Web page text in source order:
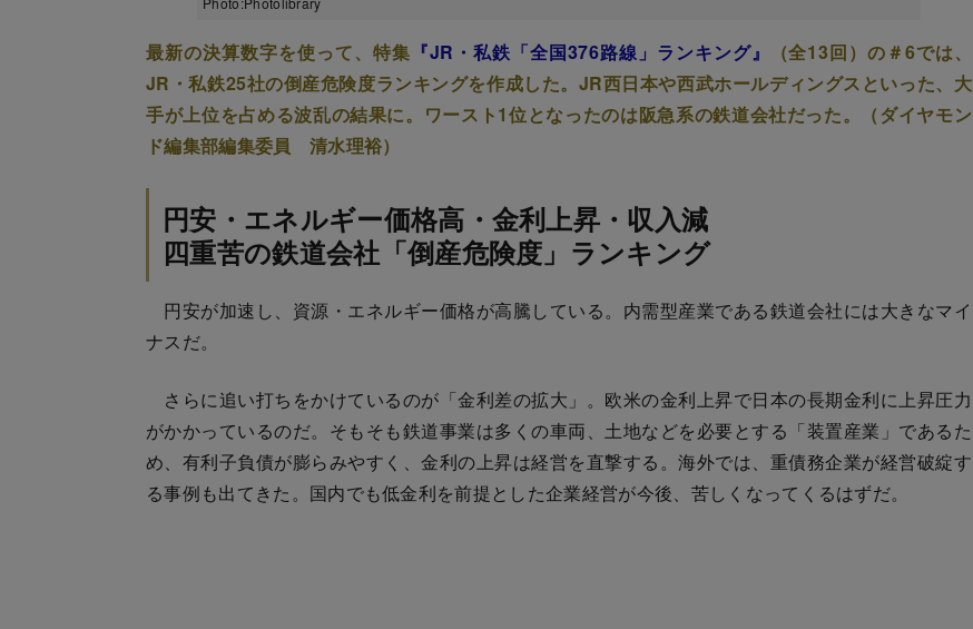
最新の決算数字を使って、特集 『JR・私鉄「全国376路線」ランキング』
（全13回）の＃6では、
JR・私鉄25社の倒産危険度ランキングを作成した。JR西日本や西武ホールディングスといった、大
手が上位を占める波乱の結果に。ワースト1位となったのは阪急系の鉄道会社だった。（ダイヤモン
ド編集部編集委員 清水理裕）
円安・エネルギー価格高・金利上昇・収入減
四重苦の鉄道会社「倒産危険度」ランキング
円安が加速し、資源・エネルギー価格が高騰している。内需型産業である鉄道会社には大きなマイ
ナスだ。
さらに追い打ちをかけているのが「金利差の拡大」。欧米の金利上昇で日本の長期金利に上昇圧力
がかかっているのだ。そもそも鉄道事業は多くの車両、土地などを必要とする「装置産業」であるた
め、有利子負債が膨らみやすく、金利の上昇は経営を直撃する。海外では、重債務企業が経営破綻す
る事例も出てきた。国内でも低金利を前提とした企業経営が今後、苦しくなってくるはずだ。